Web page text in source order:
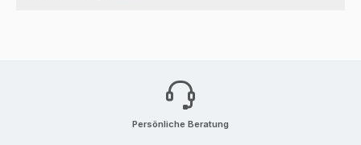
Persönliche Beratung